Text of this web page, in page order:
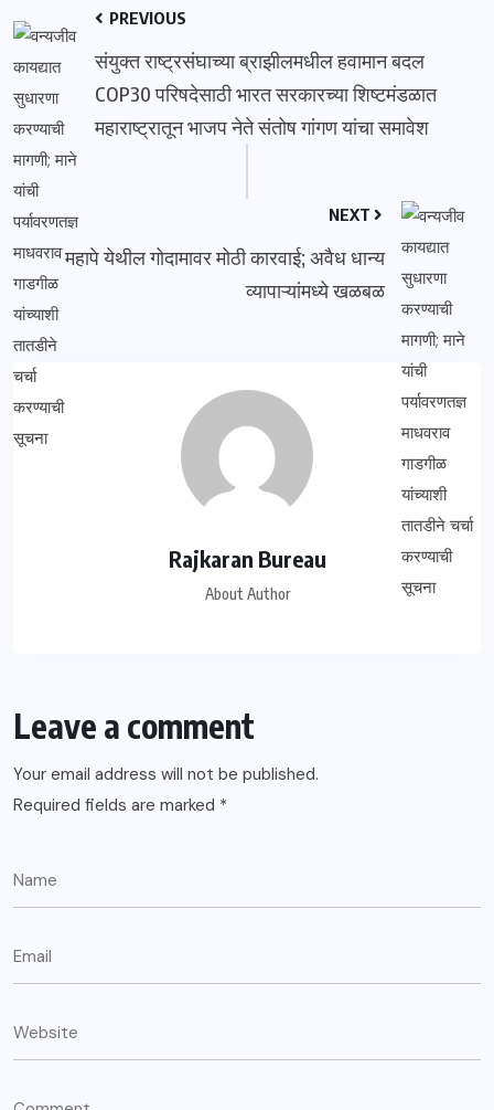
PREVIOUS
संयुक्त राष्ट्रसंघाच्या ब्राझीलमधील हवामान बदल
COP30 परिषदेसाठी भारत सरकारच्या शिष्टमंडळात
महाराष्ट्रातून भाजप नेते संतोष गांगण यांचा समावेश
NEXT
महापे येथील गोदामावर मोठी कारवाई; अवैध धान्य
व्यापाऱ्यांमध्ये खळबळ
Rajkaran Bureau
About Author
Leave a comment
Your email address will not be published.
Required fields are marked *